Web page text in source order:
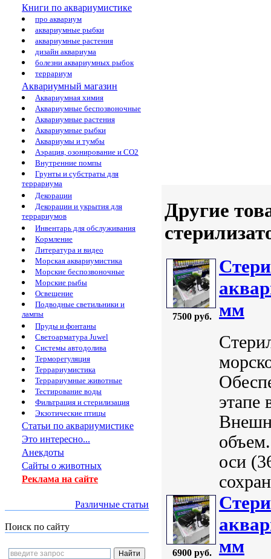
Книги по аквариумистике
про аквариум
аквариумные рыбки
аквариумные растения
дизайн аквариума
болезни аквариумных рыбок
террариум
Аквариумный магазин
Аквариумная химия
Аквариумные беспозвоночные
Аквариумные растения
Аквариумные рыбки
Аквариумы и тумбы
Аэрация, озонирование и CO2
Внутренние помпы
Грунты и субстраты для
террариума
Декорации
Декорации и укрытия для
террариумов
Инвентарь для обслуживания
Кормление
Литература и видео
Морская аквариумистика
Морские беспозвоночные
Морские рыбы
Освещение
Подводные светильники и
лампы
Пруды и фонтаны
Светоарматура Juwel
Системы автодолива
Терморегуляция
Террариумистика
Террариумные животные
Тестирование воды
Фильтрация и стерилизация
Экзотические птицы
Статьи по аквариумистике
Это интересно...
Анекдоты
Сайты о животных
Реклама на сайте
Различные статьи
Поиск по сайту
Другие
7500 руб.
мм
этапе
оси
6900 руб.
мм